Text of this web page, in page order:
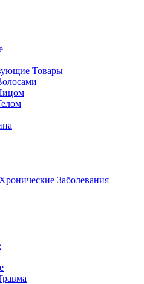
Товары
Заболевания